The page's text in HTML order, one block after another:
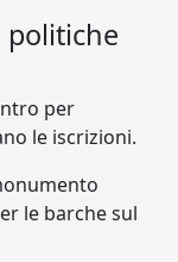
politiche
per
le iscrizioni.
le barche sul